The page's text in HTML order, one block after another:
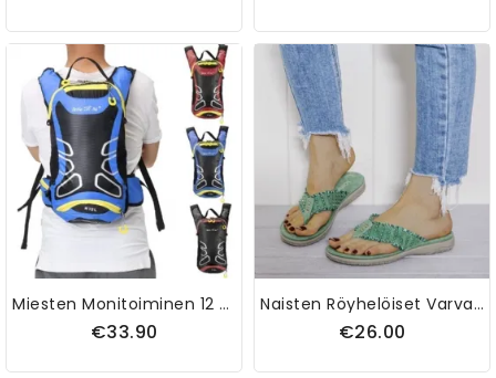
Miesten Monitoiminen 12 Litran Hengittävä Moottoripyöräreppu Vedenpitävä Nailoninen Ratsastuslaukku
€33.90
Naisten Röyhelöiset Varvassandaalit
€26.00